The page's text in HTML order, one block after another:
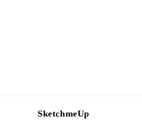
SketchmeUp